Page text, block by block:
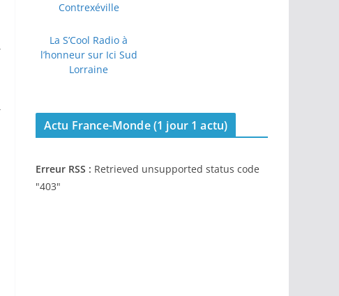
Contrexéville
La S’Cool Radio à
l’honneur sur Ici Sud
Lorraine
Actu France-Monde (1 jour 1 actu)
Erreur RSS : Retrieved unsupported status code
"403"